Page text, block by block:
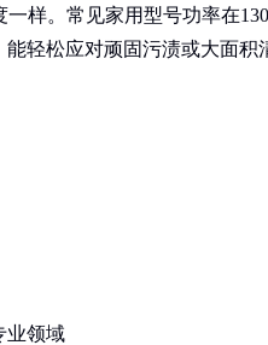
样。常见家用型号功率在
轻松应对顽固污渍或大面积
业领域